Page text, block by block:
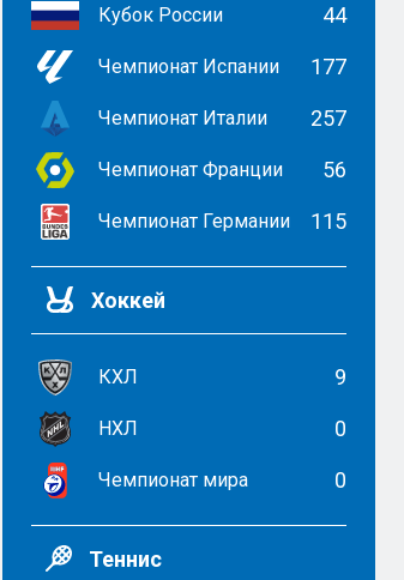
Кубок России 44
Чемпионат Испании 177
Чемпионат Италии 257
Чемпионат Франции 56
Чемпионат Германии 115
Хоккей
КХЛ 9
НХЛ 0
Чемпионат мира 0
Теннис